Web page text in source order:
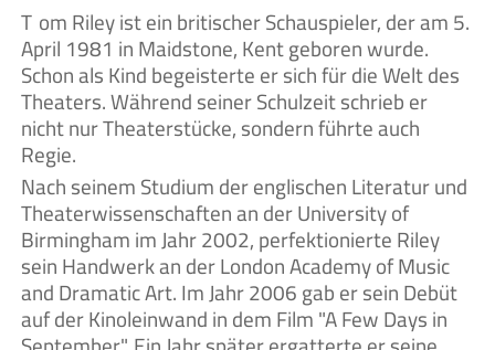
Tom Riley ist ein britischer Schauspieler, der am 5.
April 1981 in Maidstone, Kent geboren wurde.
Schon als Kind begeisterte er sich für die Welt des
Theaters. Während seiner Schulzeit schrieb er
nicht nur Theaterstücke, sondern führte auch
Regie.
Nach seinem Studium der englischen Literatur und
Theaterwissenschaften an der University of
Birmingham im Jahr 2002, perfektionierte Riley
sein Handwerk an der London Academy of Music
and Dramatic Art. Im Jahr 2006 gab er sein Debüt
auf der Kinoleinwand in dem Film "A Few Days in